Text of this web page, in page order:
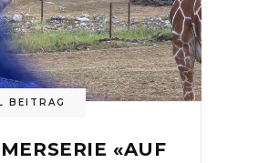
BEITRAG
«AUF